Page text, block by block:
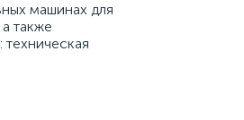
машинах для
также